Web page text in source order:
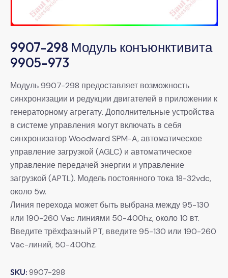
9907-298 Модуль конъюнктивита
9905-973
Модуль 9907-298 предоставляет возможность
синхронизации и редукции двигателей в приложении к
генераторному агрегату. Дополнительные устройства
в системе управления могут включать в себя
синхронизатор Woodward SPM-A, автоматическое
управление загрузкой (AGLC) и автоматическое
управление передачей энергии и управление
загрузкой (APTL). Модель постоянного тока 18-32vdc,
около 5w.
Линия перехода может быть выбрана между 95-130
или 190-260 Vac линиями 50-400hz, около 10 вт.
Введите трёхфазный PT, введите 95-130 или 190-260
Vac-линий, 50-400hz.
SKU: 9907-298